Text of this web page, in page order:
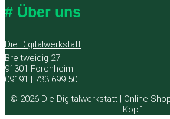
# Über uns
Die Digitalwerkstatt
Breitweidig 27
91301 Forchheim
09191 | 733 699 50
© 2026 Die Digitalwerkstatt | Online-
Kopf